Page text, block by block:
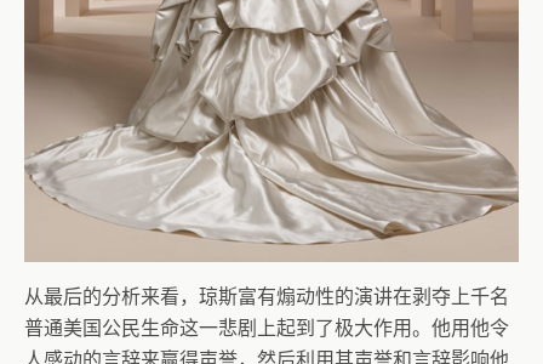
从最后的分析来看，琼斯富有煽动性的演讲在剥夺上千名
普通美国公民生命这一悲剧上起到了极大作用。他用他令
人感动的言辞来赢得声誉，然后利用其声誉和言辞影响他